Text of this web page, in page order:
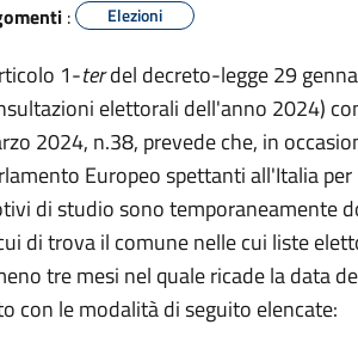
: Elezioni
1-terdel decreto-legge 29
elettorali dell'anno 2024)
2024, n.38, prevede che, in
Europeo spettanti all'Italia
di studio sono temporaneamente
di trova il comune nelle cui liste
tre mesi nel quale ricade la data
con le modalità di seguito elencate: